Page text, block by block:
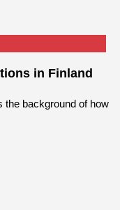
in Finland
the background of how